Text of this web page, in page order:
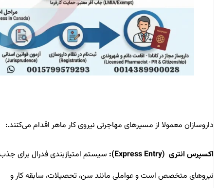
داروسازان معمولا از مسیرهای مهاجرتی نیروی کار ماهر اقدام می‌کنند.:
اکسپرس انتری(Express Entry)
:سیستم امتیازبندی فدرال برای جذب
نیروهای متخصص است و عواملی مانند سن، تحصیلات، سابقه کار و